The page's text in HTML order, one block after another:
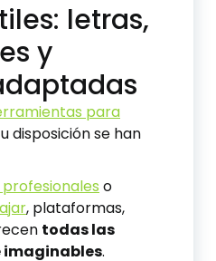
letras,
y
para
disposición se han
o
, plataformas,
todas las
imaginables.